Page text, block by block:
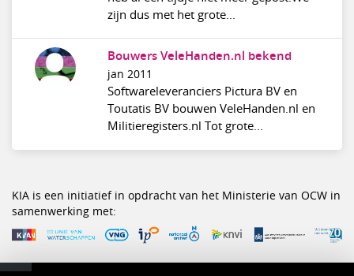
zijn dus met het grote...
Bouwers VeleHanden.nl bekend
jan 2011
Softwareleveranciers Pictura BV en
Toutatis BV bouwen VeleHanden.nl en
Militieregisters.nl Tot grote...
KIA is een initiatief in opdracht van het Ministerie van OCW in
samenwerking met: